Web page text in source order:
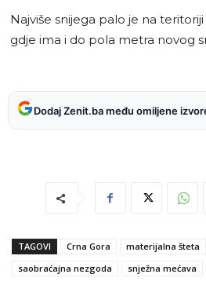
Najviše snijega palo je na
gdje ima i do pola metra novog
Dodaj Zenit.ba među omiljene
TAGOVI Crna Gora materijalna šteta
saobraćajna nezgoda
snježna mećava